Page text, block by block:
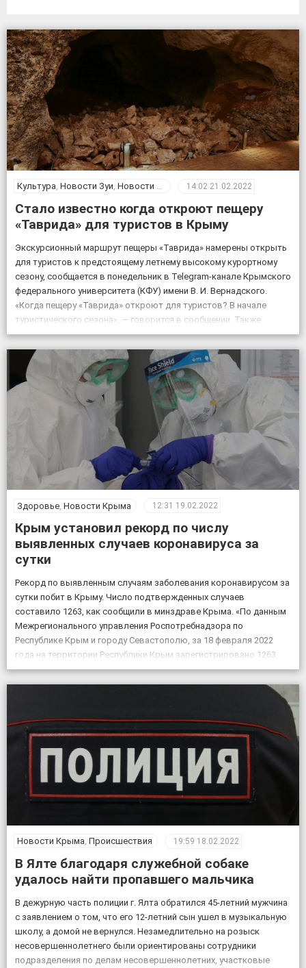
Культура, Новости Зуи, Новости Крыма 14:02 21.02.2022
Стало известно когда откроют пещеру
«Таврида» для туристов в Крыму
Экскурсионный маршрут пещеры «Таврида» намерены открыть
для туристов к предстоящему летнему высокому курортному
сезону, сообщается в понедельник в Telegram-канале Крымского
федерального университета (КФУ) имени В. И. Вернадского.
«Когда пещеру «Таврида» откроют для туристов? В начале
туристического сезона», — говорится в сообщении. Также
отмечается, что посещение «Тавриды» будет полностью
безопасным. За возможным движением грунтов и камней […]
Здоровье Новости Крыма 12:31 19.02.2022
Крым установил рекорд по числу
выявленных случаев коронавируса за
сутки
Рекорд по выявленным случаям заболевания коронавирусом за
сутки побит в Крыму. Число подтвержденных случаев
составило 1263, как сообщили в минздраве Крыма. «По данным
Межрегионального управления Роспотребнадзора по
Республике Крым и городу Севастополю, за 18 февраля 2022
года на территории Республики Крым зарегистрировано 1263
случая новой коронавирусной инфекции, всего выявлено 151605
положительных на COVID-19», – по […]
Новости Крыма, Происшествия 19:59 18.02.2022
В Ялте благодаря служебной собаке
удалось найти пропавшего мальчика
В дежурную часть полиции г. Ялта обратился 45-летний мужчина
с заявлением о том, что его 12-летний сын ушел в музыкальную
школу, а домой не вернулся. Незамедлительно на розыск
несовершеннолетнего были ориентированы сотрудники
подразделения по делам несовершеннолетних, участковые